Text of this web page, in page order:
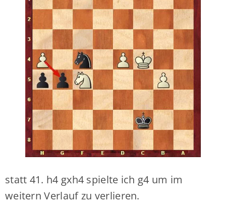
statt 41. h4 gxh4 spielte ich g4 um im
weitern Verlauf zu verlieren.